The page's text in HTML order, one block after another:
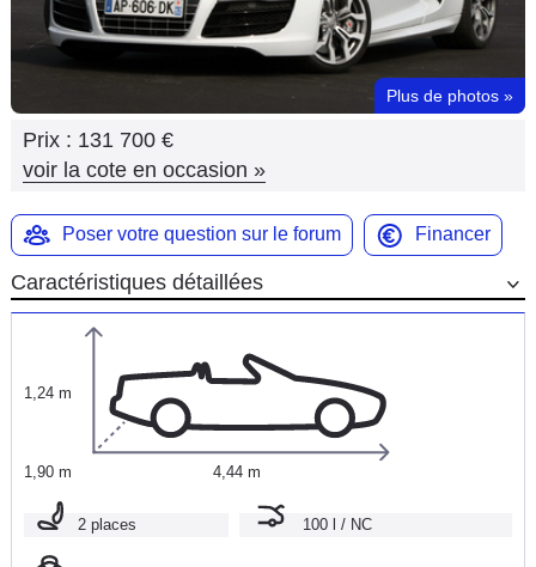
Services
Moto
Marques
Plus de photos »
Prix : 131 700 €
voir la cote en occasion »
Poser votre question sur le forum Financer
Caractéristiques détaillées
1,24 m
1,90 m 4,44 m
2 places 100 l / NC